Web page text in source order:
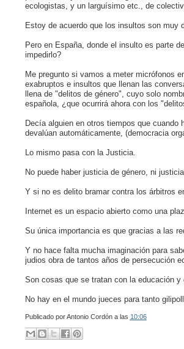
ecologistas, y un larguísimo etc., de
Estoy de acuerdo que los insultos son muy
Pero en España, donde el insulto es parte
impedirlo?
Me pregunto si vamos a meter micrófonos
exabruptos e insultos que llenan las
llena de "delitos de género", cuyo solo
española, ¿que ocurrirá ahora con los
Decía alguien en otros tiempos que
devalúan automáticamente, (democracia
Lo mismo pasa con la Justicia.
No puede haber justicia de género, ni
Y si no es delito bramar contra los árbitros
Internet es un espacio abierto como una
Su única importancia es que gracias a las
Y no hace falta mucha imaginación para
judios obra de tantos años de persecución
Son cosas que se tratan con la educación y
No hay en el mundo jueces para tanto
Publicado porAntonio Cordón a las 10:06